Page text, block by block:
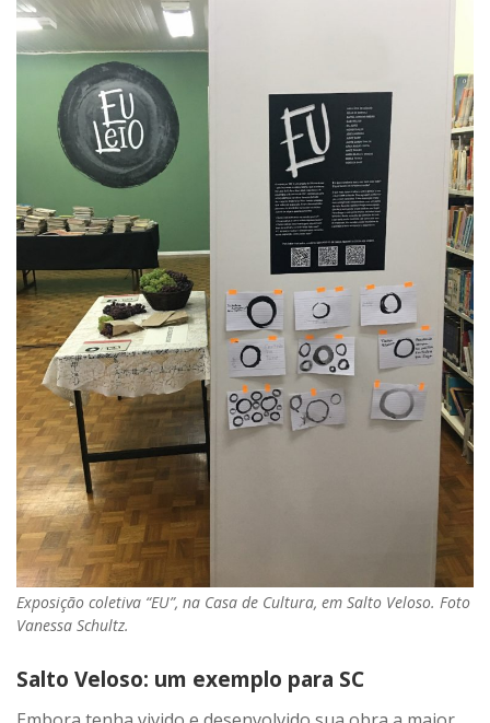
Exposição coletiva “EU”, na Casa de Cultura, em Salto Veloso. Foto
Vanessa Schultz.
Salto Veloso: um exemplo para SC